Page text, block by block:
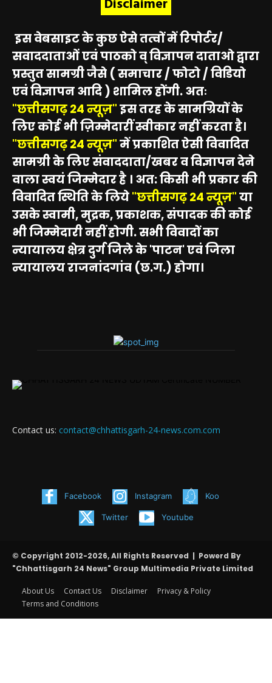
Disclaimer
इस वेबसाइट के कुछ ऐसे तत्वों में रिपोर्टर/
सवाददाताओं एवं पाठको व् विज्ञापन दाताओ द्वारा
प्रस्तुत सामग्री जैसे ( समाचार / फोटो / विडियो
एवं विज्ञापन आदि ) शामिल होंगी. अतः
"छत्तीसगढ़ 24 न्यूज़"इस तरह के सामग्रियों के
लिए कोई भी ज़िम्मेदारीं स्वीकार नहीं करता है।
"छत्तीसगढ़ 24 न्यूज़"में प्रकाशित ऐसी विवादित
सामग्री के लिए संवाददाता/खबर व विज्ञापन देने
वाला स्वयं जिम्मेदार है । अत: किसी भी प्रकार की
विवादित स्थिति के लिये"छत्तीसगढ़ 24 न्यूज़"या
उसके स्वामी, मुद्रक, प्रकाशक, संपादक की कोई
भी जिम्मेदारी नहीं होगी. सभी विवादों का
न्यायालय क्षेत्र दुर्ग जिले के 'पाटन' एवं जिला
न्यायालय राजनांदगांव (छ.ग.) होगा।
Contact us: contact@chhattisgarh-24-news.com.com
Facebook Instagram Koo
Twitter Youtube
© Copyright 2012-2026, All Rights Reserved | Powerd By
"Chhattisgarh 24 News" Group Multimedia Private Limited
About Us Contact Us Disclaimer
Privacy & Policy
Terms and Conditions